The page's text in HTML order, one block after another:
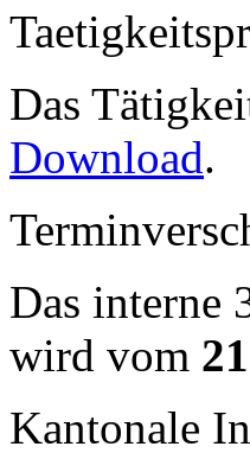
Das
Download.
Das interne
wird vom
Kantonale